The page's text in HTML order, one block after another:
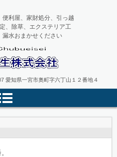
利屋、家財処分、引っ越
、除草、エクステリア工
漏水おまかせください
愛知県一宮市奥町字六丁山１２番地４